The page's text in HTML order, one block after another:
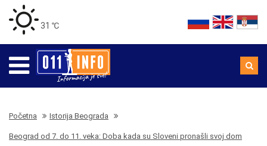
31 ℃
Početna Istorija Beograda
Beograd od 7. do 11. veka: Doba kada su Sloveni pronašli svoj dom